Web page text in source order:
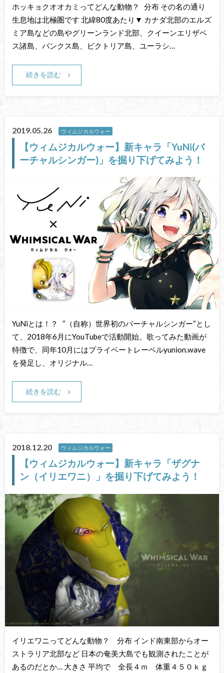
ホッキョクオオカミってどんな動物？ 分布 その名の通り
生息地は北極圏です 北緯80度あたり▼ カナダ北部のエルズ
ミア島などの島やグリーンランド北部、クイーンエリザベ
ス諸島、バンクス島、ビクトリア島、ユーラシ…
続きを読む
2019.05.26 ウィムジカルウォー
【ウィムジカルウォー】新キャラ「YuNi(バ
ーチャルシンガー)」を掘り下げてみよう！
YuNiとは！？ “（自称）世界初のバーチャルシンガー“とし
て、2018年6月にYouTubeで活動開始。歌ってみた動画が
特徴で、同年10月にはプライベートレーベルyunion.wave
を発足し、オリジナル…
続きを読む
2018.12.20 ウィムジカルウォー
【ウィムジカルウォー】新キャラ「ザグナ
ン（イリエワニ）」を掘り下げてみよう！
イリエワニってどんな動物？ 分布 インド南東部からオー
ストラリア北部など 日本の奄美大島でも観測されたことが
あるのだとか… 大きさ 平均で 全長４ｍ 体重４５０ｋｇ